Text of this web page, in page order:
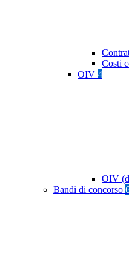
Costi
OIV 4
OIV
Bandi di concorso